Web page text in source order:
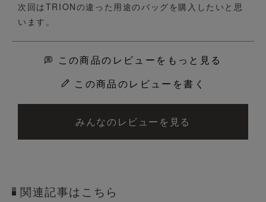
次回はTRIONの違った用途のバッグを購入したいと思
います。
この商品のレビューをもっと見る
この商品のレビューを書く
みんなのレビューを見る
関連記事はこちら